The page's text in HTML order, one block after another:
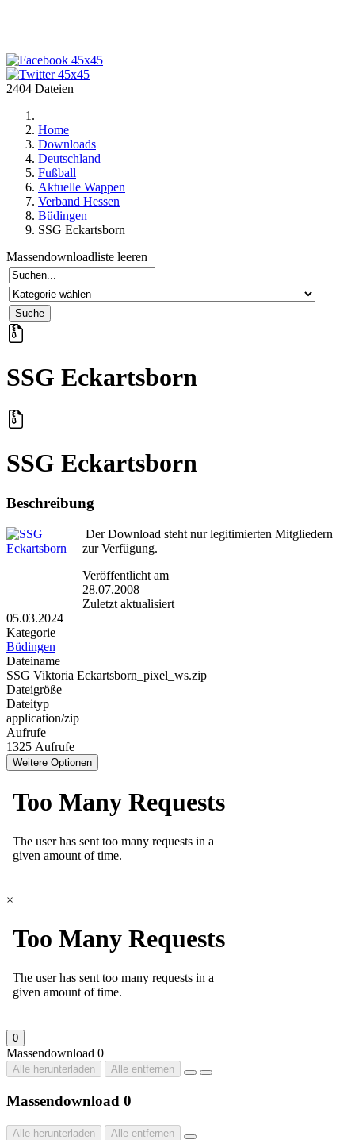
2404 Dateien
Home
Downloads
Deutschland
Fußball
Aktuelle Wappen
Verband Hessen
Büdingen
SSG Eckartsborn
Massendownloadliste leeren
SSG Eckartsborn
SSG Eckartsborn
Beschreibung
Der Download steht nur legitimierten Mitgliedern
zur Verfügung.
Veröffentlicht am
28.07.2008
Zuletzt aktualisiert
05.03.2024
Kategorie
Büdingen
Dateiname
SSG Viktoria Eckartsborn_pixel_ws.zip
Dateigröße
Dateityp
application/zip
Aufrufe
1325 Aufrufe
Weitere Optionen
×
0
Massendownload 0
Alle herunterladen Alle entfernen
Massendownload 0
Alle herunterladen Alle entfernen